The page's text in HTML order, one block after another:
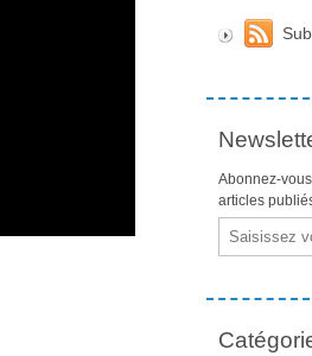
Abonnez-
articles
Email